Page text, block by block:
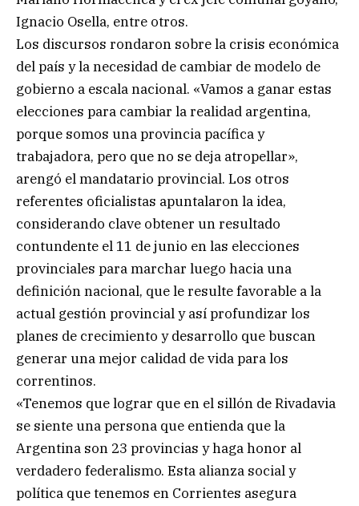
Ignacio Osella, entre otros.
Los discursos rondaron sobre la crisis económica
del país y la necesidad de cambiar de modelo de
gobierno a escala nacional. «Vamos a ganar estas
elecciones para cambiar la realidad argentina,
porque somos una provincia pacífica y
trabajadora, pero que no se deja atropellar»,
arengó el mandatario provincial. Los otros
referentes oficialistas apuntalaron la idea,
considerando clave obtener un resultado
contundente el 11 de junio en las elecciones
provinciales para marchar luego hacia una
definición nacional, que le resulte favorable a la
actual gestión provincial y así profundizar los
planes de crecimiento y desarrollo que buscan
generar una mejor calidad de vida para los
correntinos.
«Tenemos que lograr que en el sillón de Rivadavia
se siente una persona que entienda que la
Argentina son 23 provincias y haga honor al
verdadero federalismo. Esta alianza social y
política que tenemos en Corrientes asegura